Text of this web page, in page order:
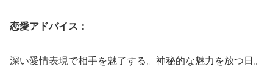
恋愛アドバイス：
深い愛情表現で相手を魅了する。神秘的な魅力を放つ日。